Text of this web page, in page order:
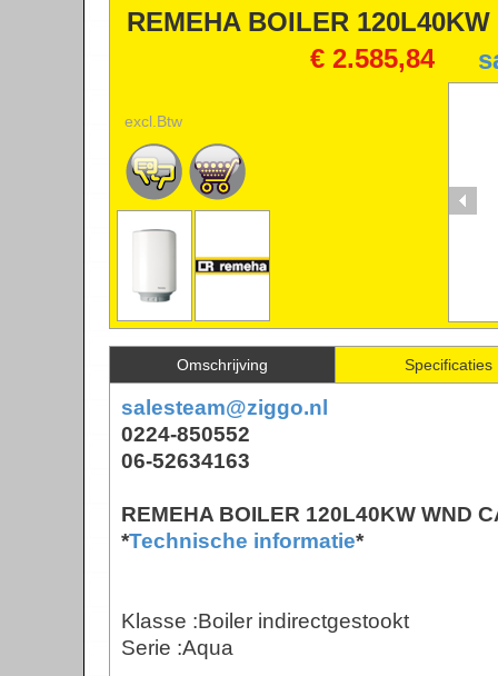
REMEHA BOILER 120L40KW
€ 2.585,84
excl.Btw
Omschrijving Specificaties
salesteam@ziggo.nl
0224-850552
06-52634163
REMEHA BOILER 120L40KW WND
*Technische informatie*
Klasse :Boiler indirectgestookt
Serie :Aqua